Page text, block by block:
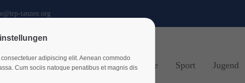
tanzen.org
Start Verband Vereine Sport Jugend
adipiscing elit. Aenean commodo
Cum sociis natoque penatibus et magnis dis